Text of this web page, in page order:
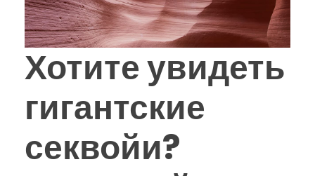
Хотите увидеть
гигантские
секвойи?